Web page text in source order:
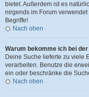
bietet. Außerdem ist es
nirgends im Forum
Begriffe!
Nach oben
Warum bekomme ich bei
Deine Suche lieferte zu viele
verarbeiten. Benutze die
ein oder beschränke die
Nach oben